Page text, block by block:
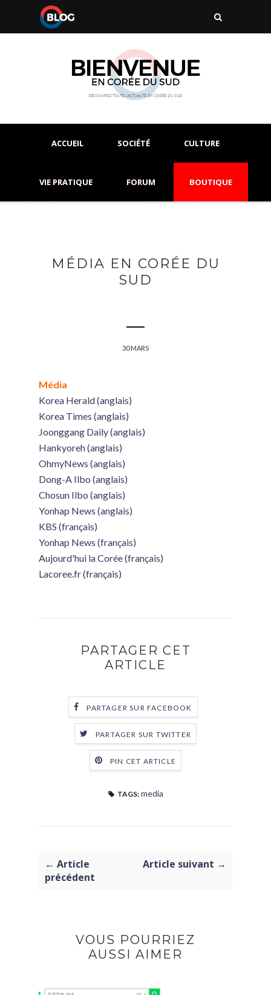
ACCUEIL SOCIÉTÉ CULTURE
VIE PRATIQUE FORUM BOUTIQUE
MÉDIA EN CORÉE DU
SUD
30 MARS
Média
Korea Herald (anglais)
Korea Times (anglais)
Joonggang Daily (anglais)
Hankyoreh (anglais)
OhmyNews (anglais)
Dong-A Ilbo (anglais)
Chosun Ilbo (anglais)
Yonhap News (anglais)
KBS (français)
Yonhap News (français)
Aujourd'hui la Corée (français)
Lacoree.fr (français)
PARTAGER CET
ARTICLE
PARTAGER SUR FACEBOOK
PARTAGER SUR TWITTER
PIN CET ARTICLE
TAGS: media
← Article
précédent
Article suivant →
VOUS POURRIEZ
AUSSI AIMER